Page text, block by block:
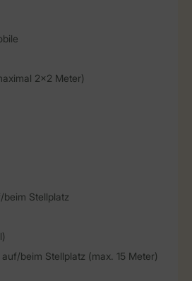
2x2 Meter)
Stellplatz
beim Stellplatz (max. 15 Meter)